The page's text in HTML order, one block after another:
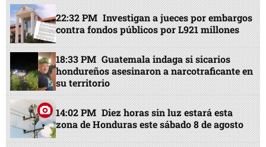
22:32 PM Investigan a jueces por embargos
contra fondos públicos por L921 millones
18:33 PM Guatemala indaga si sicarios
hondureños asesinaron a narcotraficante en
su territorio
14:02 PM Diez horas sin luz estará esta
zona de Honduras este sábado 8 de agosto